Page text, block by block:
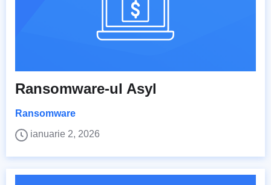
Ransomware-ul Asyl
Ransomware
ianuarie 2, 2026